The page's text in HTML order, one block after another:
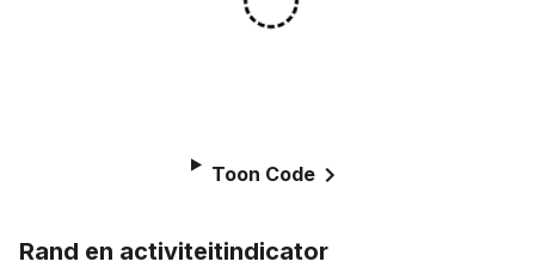
Toon Code
Rand en activiteitindicator